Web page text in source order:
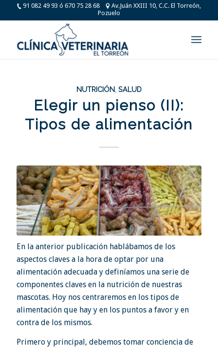
91 082 49 93 ó 670 75 28 68
Av.Juán XXIII 10, C.C. El Torreón,
Pozuelo
NUTRICIÓN, SALUD
Elegir un pienso (II):
Tipos de alimentación
En la anterior publicaciónhablábamos de los
aspectos claves a la hora de optar por una
alimentación adecuada y definíamos una serie de
componentes claves en la nutrición de nuestras
mascotas. Hoy nos centraremos en los tipos de
alimentación que hay y en los puntos a favor y en
contra de los mismos.
Primero y principal, debemos tomar conciencia de